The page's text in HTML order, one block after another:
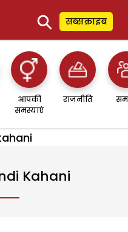
⚲ सब्सक्राइब
आपकी
समस्याएं
राजनीति
Kahani